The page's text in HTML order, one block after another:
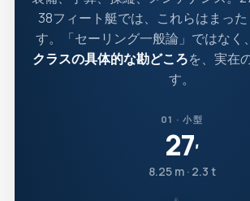
38フィート艇では、これらはまっ
す。「セーリング一般論」ではなく、
クラスの具体的な勘どころを、実在
す。
01 · 小型
27′
8.25 m · 2.3 t